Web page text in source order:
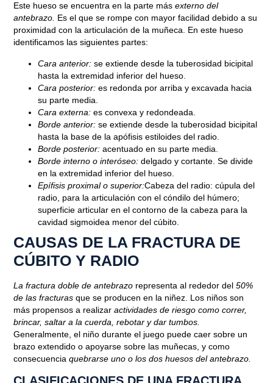
FRACTURA DE CÚBITO Y
RADIO: SÍNTOMAS Y
TRATAMIENTO
Julio 26, 2019
Este hueso se encuentra en la parte más externo del
antebrazo. Es el que se rompe con mayor facilidad debido a su
proximidad con la articulación de la muñeca. En este hueso
identificamos las siguientes partes:
Cara anterior:se extiende desde la tuberosidad bicipital
hasta la extremidad inferior del hueso.
Cara posterior:es redonda por arriba y excavada hacia
su parte media.
Cara externa:es convexa y redondeada.
Borde anterior:se extiende desde la tuberosidad bicipital
hasta la base de la apófisis estiloides del radio.
Borde posterior:acentuado en su parte media.
Borde interno o interóseo:delgado y cortante. Se divide
en la extremidad inferior del hueso.
Epífisis proximal o superior:Cabeza del radio: cúpula del
radio, para la articulación con el cóndilo del húmero;
superficie articular en el contorno de la cabeza para la
cavidad sigmoidea menor del cúbito.
CAUSAS DE LA FRACTURA DE
CÚBITO Y RADIO
La fractura doble de antebrazo representa al rededor del50%
de las fracturas que se producen en la niñez. Los niños son
más propensos a realizar actividades de riesgo como correr,
brincar, saltar a la cuerda, rebotar y dar tumbos.
Generalmente, el niño durante el juego puede caer sobre un
brazo extendido o apoyarse sobre las muñecas, y como
consecuenciaquebrarse uno o los dos huesos del antebrazo.